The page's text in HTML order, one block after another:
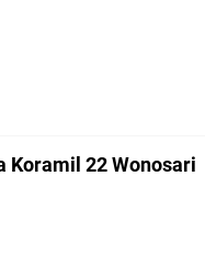
Koramil 22 Wonosari